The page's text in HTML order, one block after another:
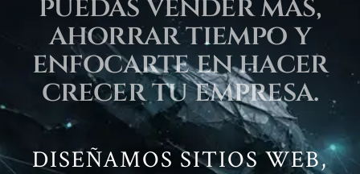
ahorrar tiempo y
enfocarte en hacer
crecer tu empresa.
DISEÑAMOS SITIOS WEB,